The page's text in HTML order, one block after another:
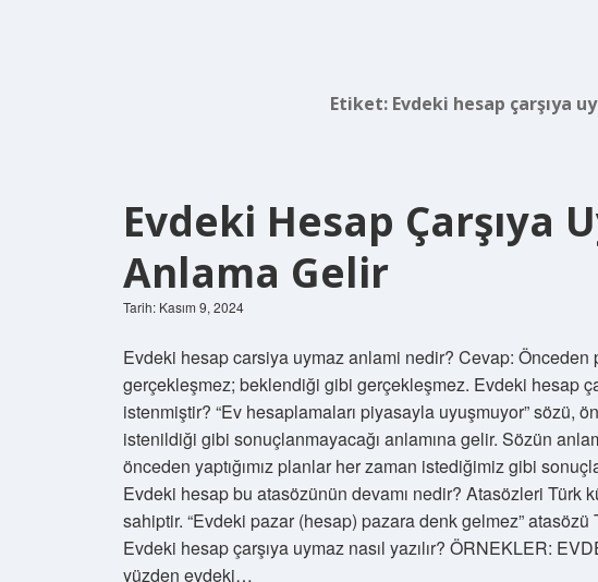
Etiket: Evdeki hesap çarşıya
Evdeki Hesap Çarşıya
Anlama Gelir
Tarih: Kasım 9, 2024
Evdeki hesap carsiya uymaz anlami nedir? Cevap:
gerçekleşmez; beklendiği gibi gerçekleşmez. Evdeki hesap
istenmiştir? “Ev hesaplamaları piyasayla uyuşmuyor” sözü,
istenildiği gibi sonuçlanmayacağı anlamına gelir. Sözün
önceden yaptığımız planlar her zaman istediğimiz gibi
Evdeki hesap bu atasözünün devamı nedir? Atasözleri Türk
sahiptir. “Evdeki pazar (hesap) pazara denk gelmez”
Evdeki hesap çarşıya uymaz nasıl yazılır? ÖRNEKLER:
yüzden evdeki…